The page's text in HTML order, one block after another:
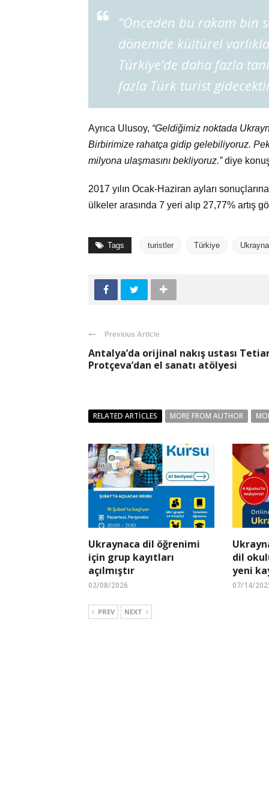
“Önceden bu rakam bin
dönemde kültürel
Türkiye’de daha fazla
fazla Türk turist
Ayrıca Ulusoy, “Geldiğimiz noktada
Birbirimize rahatça gidip gelebiliyoruz. Pek
milyona ulaşmasını bekliyoruz.”diye
2017 yılın Ocak-Haziran ayları
ülkeler arasında 7 yeri alıp 27,77% artış
Tags turistler Türkiye Ukrayna
Previous Article
Antalya’da orijinal nakış ustası
Protçeva’dan el sanatı atölyesi
RELATED ARTICLES MORE FROM AUTHOR
Ukraynaca dil öğrenimi
için grup kayıtları
açılmıştır
02/08/2026
dil
yeni
07/14/
PREV NEXT